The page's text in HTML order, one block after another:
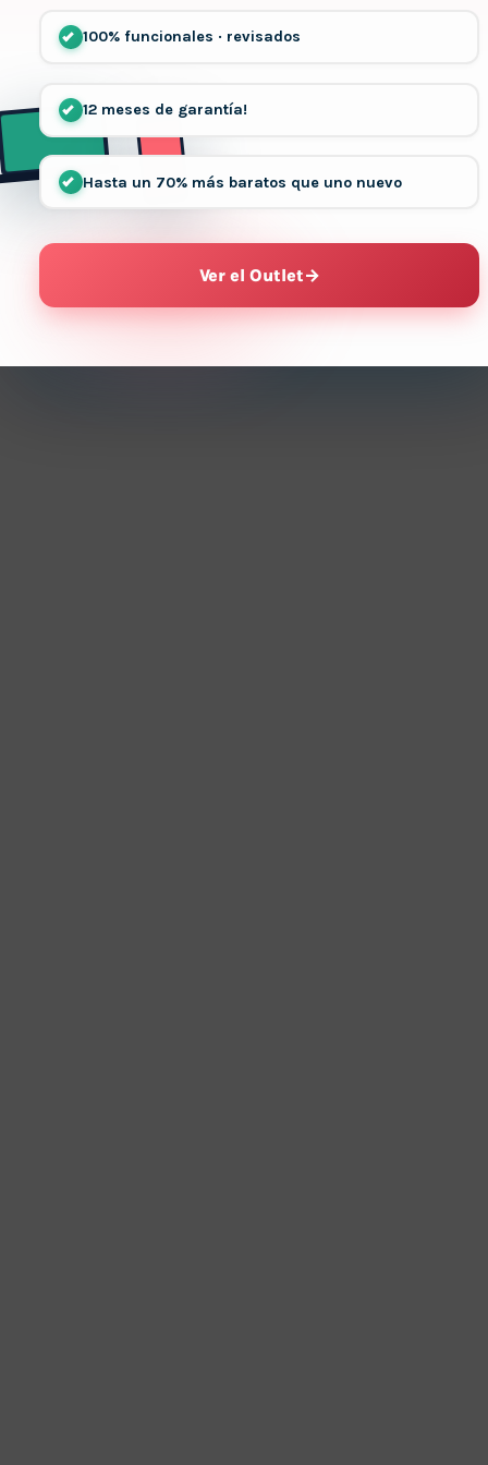
100% funcionales · revisados
12 meses de garantía!
Hasta un 70% más baratos que uno nuevo
Ver el Outlet→